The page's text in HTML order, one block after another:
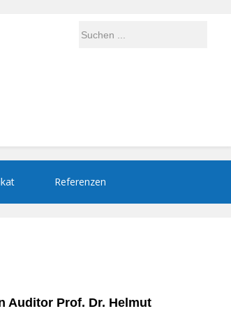
Referenzen
Auditor Prof. Dr. Helmut